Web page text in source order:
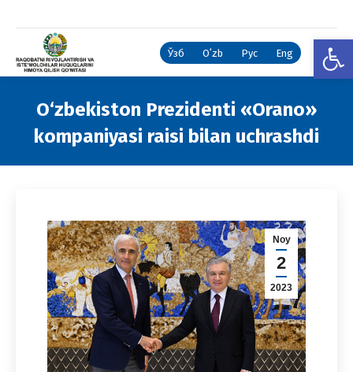
Ўзб Oʻzb Рус Eng
O‘zbekiston Prezidenti «Orano»
kompaniyasi raisi bilan uchrashdi
Noy
2
2023